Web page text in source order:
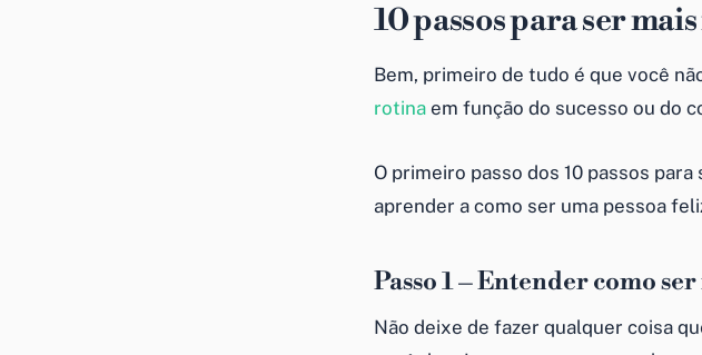
10 passos para ser
Bem, primeiro de tudo é que você
rotina em função do sucesso ou do
O primeiro passo dos 10 passos
aprender a como ser uma pessoa
Passo 1 – Entender como
Não deixe de fazer qualquer coisa